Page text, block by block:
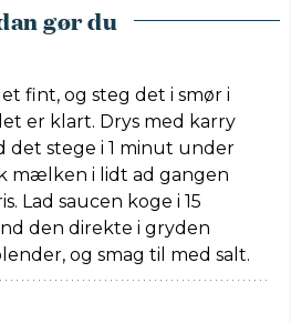
gør du
fint, og steg det i smør i
er klart. Drys med karry
det stege i 1 minut under
mælken i lidt ad gangen
Lad saucen koge i 15
den direkte i gryden
og smag til med salt.